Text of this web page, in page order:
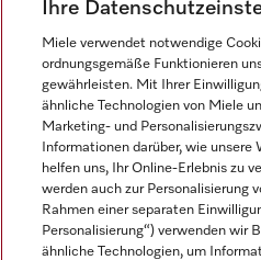
Miele auf Instagram
Miele auf Facebook
Miele auf Youtube
Ihre
Miele verwendet notwendige
ordnungsgemäße Funktionieren
gewährleisten. Mit Ihrer
ähnliche Technologien von Miele
Marketing- und
Informationen darüber, wie
helfen uns, Ihr Online-Erlebnis zu
werden auch zur Personalisierung
Rahmen einer separaten
Personalisierung“) verwenden wir
ähnliche Technologien, um